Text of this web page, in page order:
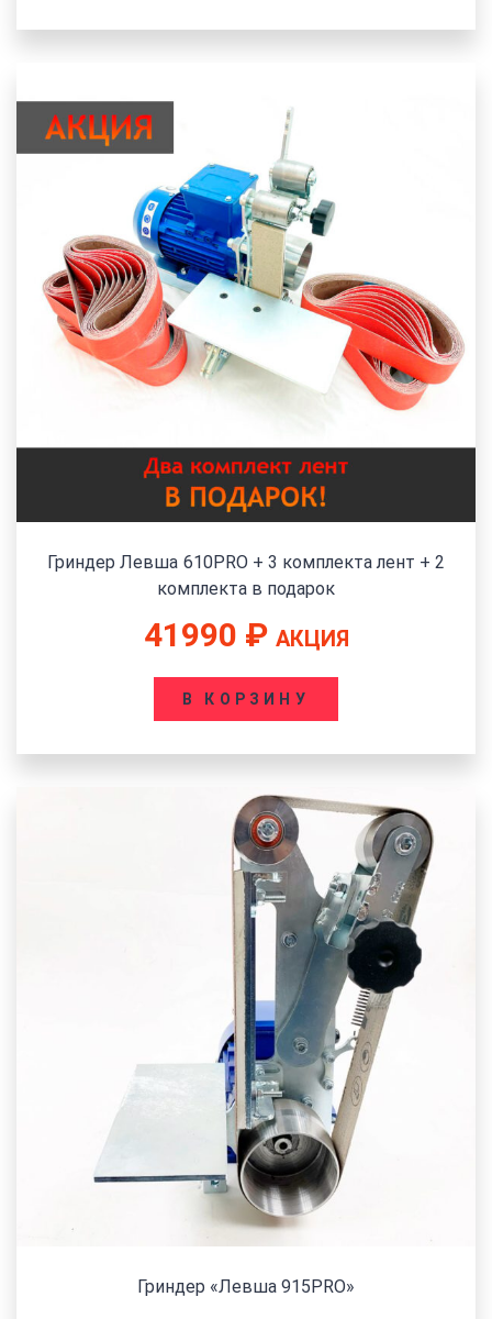
Гриндер Левша 610PRO + 3 комплекта лент + 2
комплекта в подарок
41990 ₽ АКЦИЯ
В КОРЗИНУ
Гриндер «Левша 915PRO»